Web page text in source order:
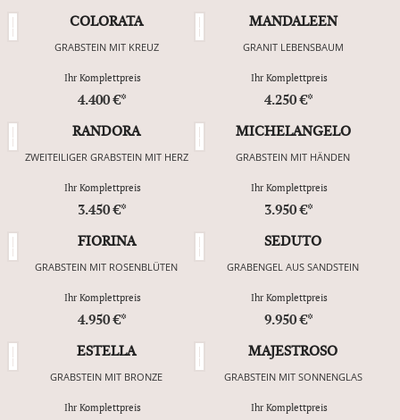
COLORATA
GRABSTEIN MIT KREUZ
Ihr Komplettpreis
4.400 €*
MANDALEEN
GRANIT LEBENSBAUM
Ihr Komplettpreis
4.250 €*
RANDORA
ZWEITEILIGER GRABSTEIN MIT HERZ
Ihr Komplettpreis
3.450 €*
MICHELANGELO
GRABSTEIN MIT HÄNDEN
Ihr Komplettpreis
3.950 €*
FIORINA
GRABSTEIN MIT ROSENBLÜTEN
Ihr Komplettpreis
4.950 €*
SEDUTO
GRABENGEL AUS SANDSTEIN
Ihr Komplettpreis
9.950 €*
ESTELLA
GRABSTEIN MIT BRONZE
Ihr Komplettpreis
MAJESTROSO
GRABSTEIN MIT SONNENGLAS
Ihr Komplettpreis